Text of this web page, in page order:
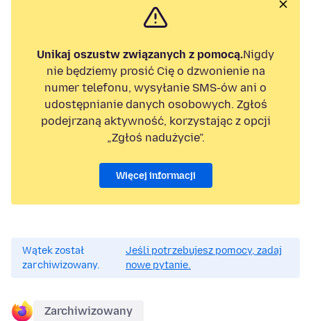
Unikaj oszustw związanych z pomocą.Nigdy
nie będziemy prosić Cię o dzwonienie na
numer telefonu, wysyłanie SMS-ów ani o
udostępnianie danych osobowych. Zgłoś
podejrzaną aktywność, korzystając z opcji
„Zgłoś nadużycie”.
Więcej informacji
Wątek został
zarchiwizowany.
Jeśli potrzebujesz pomocy, zadaj
nowe pytanie.
Zarchiwizowany